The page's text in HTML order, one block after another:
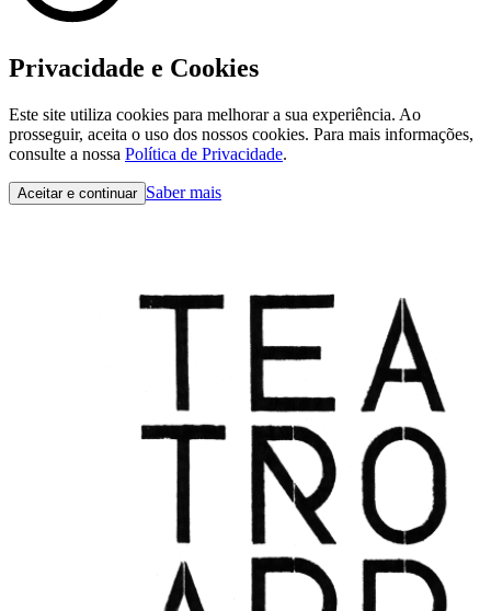
Privacidade e Cookies
Este site utiliza cookies para melhorar a sua experiência. Ao
prosseguir, aceita o uso dos nossos cookies. Para mais informações,
consulte a nossa Política de Privacidade.
Aceitar e continuar Saber mais